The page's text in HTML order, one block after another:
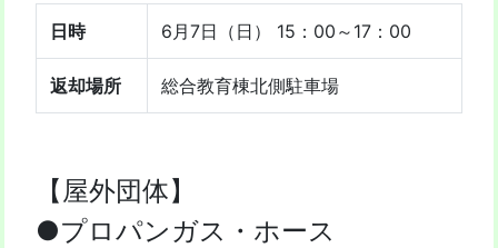
日時 6月7日（日） 15：00～17：00
返却場所 総合教育棟北側駐車場
【屋外団体】
●プロパンガス・ホース